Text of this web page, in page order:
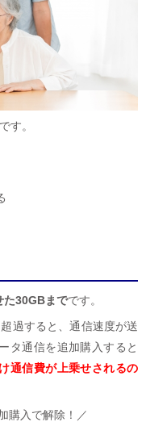
す。
た30GBまでです。
過すると、通信速度が送
タ通信を追加購入すると
通信費が上乗せされるの
購入で解除！／